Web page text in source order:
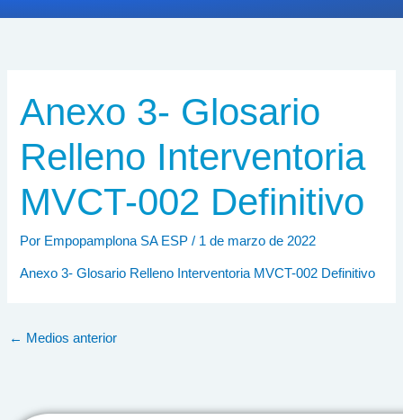
Anexo 3- Glosario
Relleno Interventoria
MVCT-002 Definitivo
Por Empopamplona SA ESP/ 1 de marzo de 2022
Anexo 3- Glosario Relleno Interventoria MVCT-002 Definitivo
← Medios anterior